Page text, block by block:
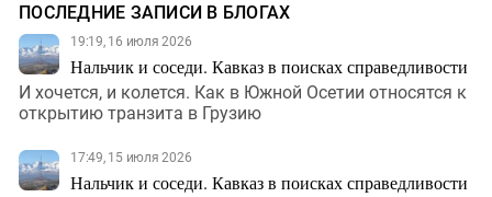
ПОСЛЕДНИЕ ЗАПИСИ В БЛОГАХ
19:19, 16 июля 2026
Нальчик и соседи. Кавказ в поисках справедливости
И хочется, и колется. Как в Южной Осетии относятся к
открытию транзита в Грузию
17:49, 15 июля 2026
Нальчик и соседи. Кавказ в поисках справедливости